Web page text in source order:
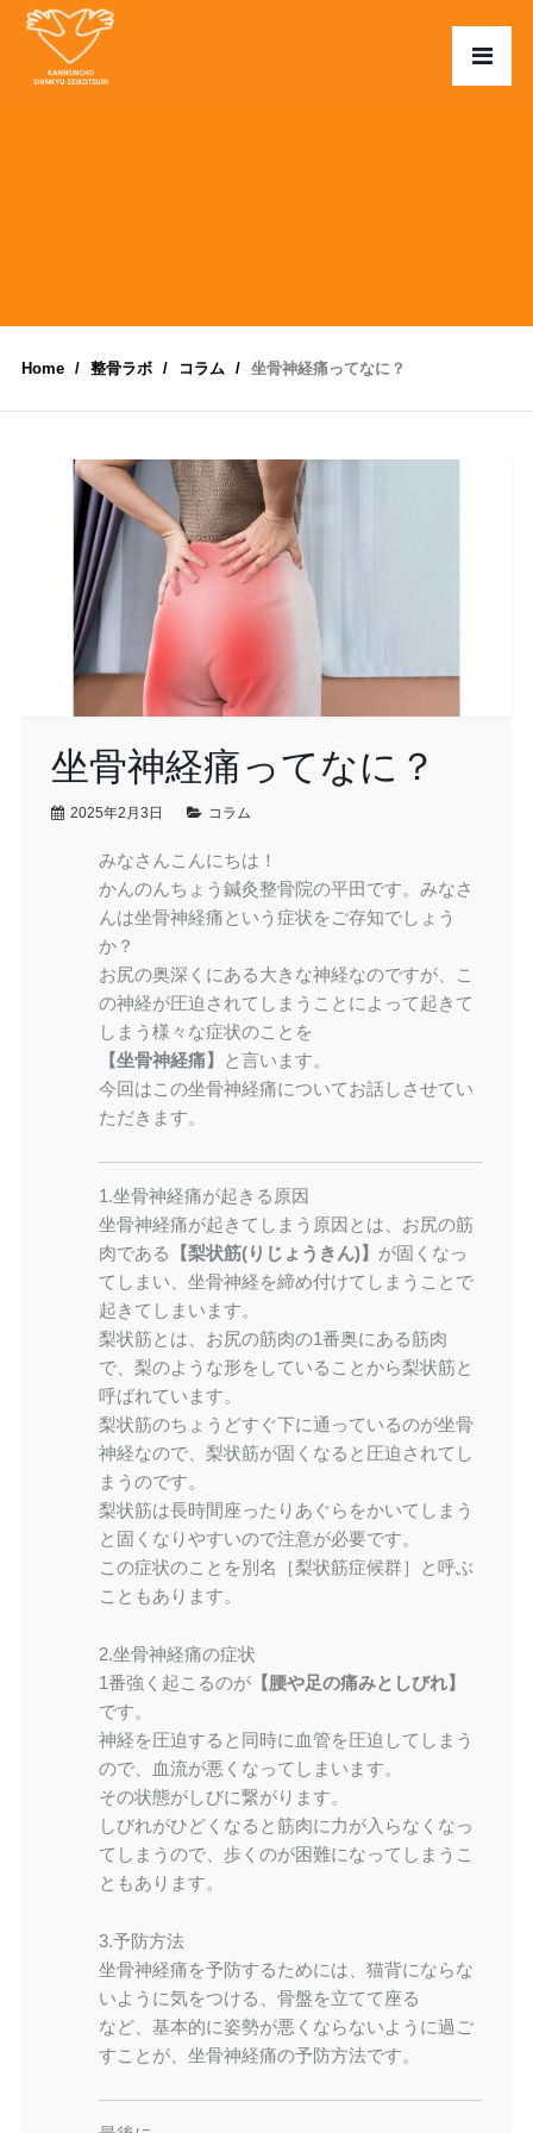
Home 整骨ラボ コラム 坐骨神経痛ってなに？
坐骨神経痛ってなに？
2025年2月3日 コラム
みなさんこんにちは！
かんのんちょう鍼灸整骨院の平田です。みなさ
んは坐骨神経痛という症状をご存知でしょう
か？
お尻の奥深くにある大きな神経なのですが、こ
の神経が圧迫されてしまうことによって起きて
しまう様々な症状のことを
【坐骨神経痛】
と言います。
今回はこの坐骨神経痛についてお話しさせてい
ただきます。
1.坐骨神経痛が起きる原因
坐骨神経痛が起きてしまう原因とは、お尻の筋
肉である
【梨状筋(りじょうきん)】 が固くなっ
てしまい、坐骨神経を締め付けてしまうことで
起きてしまいます。
梨状筋とは、お尻の筋肉の1番奥にある筋肉
で、梨のような形をしていることから梨状筋と
呼ばれています。
梨状筋のちょうどすぐ下に通っているのが坐骨
神経なので、梨状筋が固くなると圧迫されてし
まうのです。
梨状筋は長時間座ったりあぐらをかいてしまう
と固くなりやすいので注意が必要です。
この症状のことを別名［梨状筋症候群］と呼ぶ
こともあります。
2.坐骨神経痛の症状
1番強く起こるのが【腰や足の痛みとしびれ】
です。
神経を圧迫すると同時に血管を圧迫してしまう
ので、血流が悪くなってしまいます。
その状態がしびに繋がります。
しびれがひどくなると筋肉に力が入らなくなっ
てしまうので、歩くのが困難になってしまうこ
ともあります。
3.予防方法
坐骨神経痛を予防するためには、猫背にならな
いように気をつける、骨盤を立てて座る
など、基本的に姿勢が悪くならないように過ご
すことが、坐骨神経痛の予防方法です。